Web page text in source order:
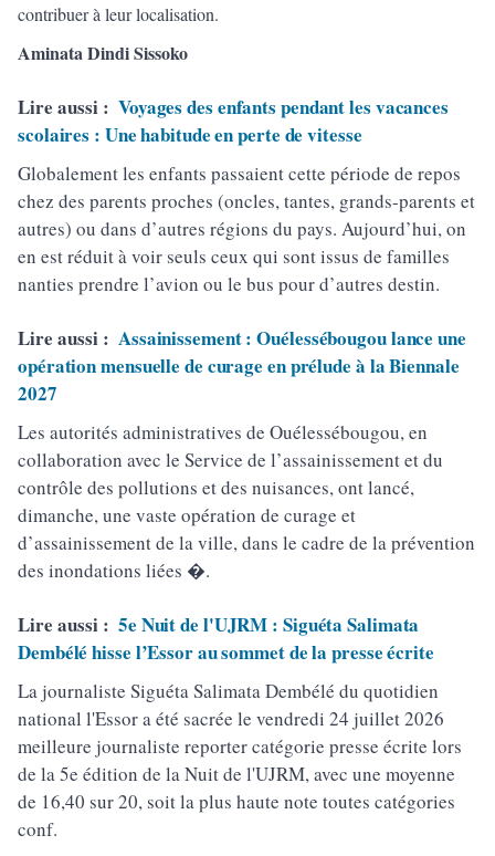
contribuer à leur localisation.
Aminata Dindi Sissoko
Lire aussi : Voyages des enfants pendant les vacances
scolaires : Une habitude en perte de vitesse
Globalement les enfants passaient cette période de repos
chez des parents proches (oncles, tantes, grands-parents et
autres) ou dans d’autres régions du pays. Aujourd’hui, on
en est réduit à voir seuls ceux qui sont issus de familles
nanties prendre l’avion ou le bus pour d’autres destin.
Lire aussi : Assainissement : Ouélessébougou lance une
opération mensuelle de curage en prélude à la Biennale
2027
Les autorités administratives de Ouélessébougou, en
collaboration avec le Service de l’assainissement et du
contrôle des pollutions et des nuisances, ont lancé,
dimanche, une vaste opération de curage et
d’assainissement de la ville, dans le cadre de la prévention
des inondations liées �.
Lire aussi : 5e Nuit de l'UJRM : Siguéta Salimata
Dembélé hisse l’Essor au sommet de la presse écrite
La journaliste Siguéta Salimata Dembélé du quotidien
national l'Essor a été sacrée le vendredi 24 juillet 2026
meilleure journaliste reporter catégorie presse écrite lors
de la 5e édition de la Nuit de l'UJRM, avec une moyenne
de 16,40 sur 20, soit la plus haute note toutes catégories
conf.